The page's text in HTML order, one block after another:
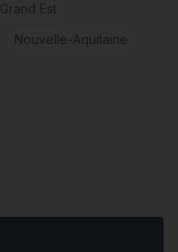
Grand Est
Nouvelle-Aquitaine